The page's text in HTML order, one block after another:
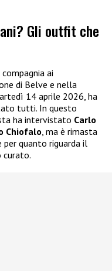
Gli outfit che
ai
di Belve e nella
14 aprile 2026, ha
tutti. In questo
ha intervistato Carlo
Chiofalo, ma è rimasta
per quanto riguarda il
curato.